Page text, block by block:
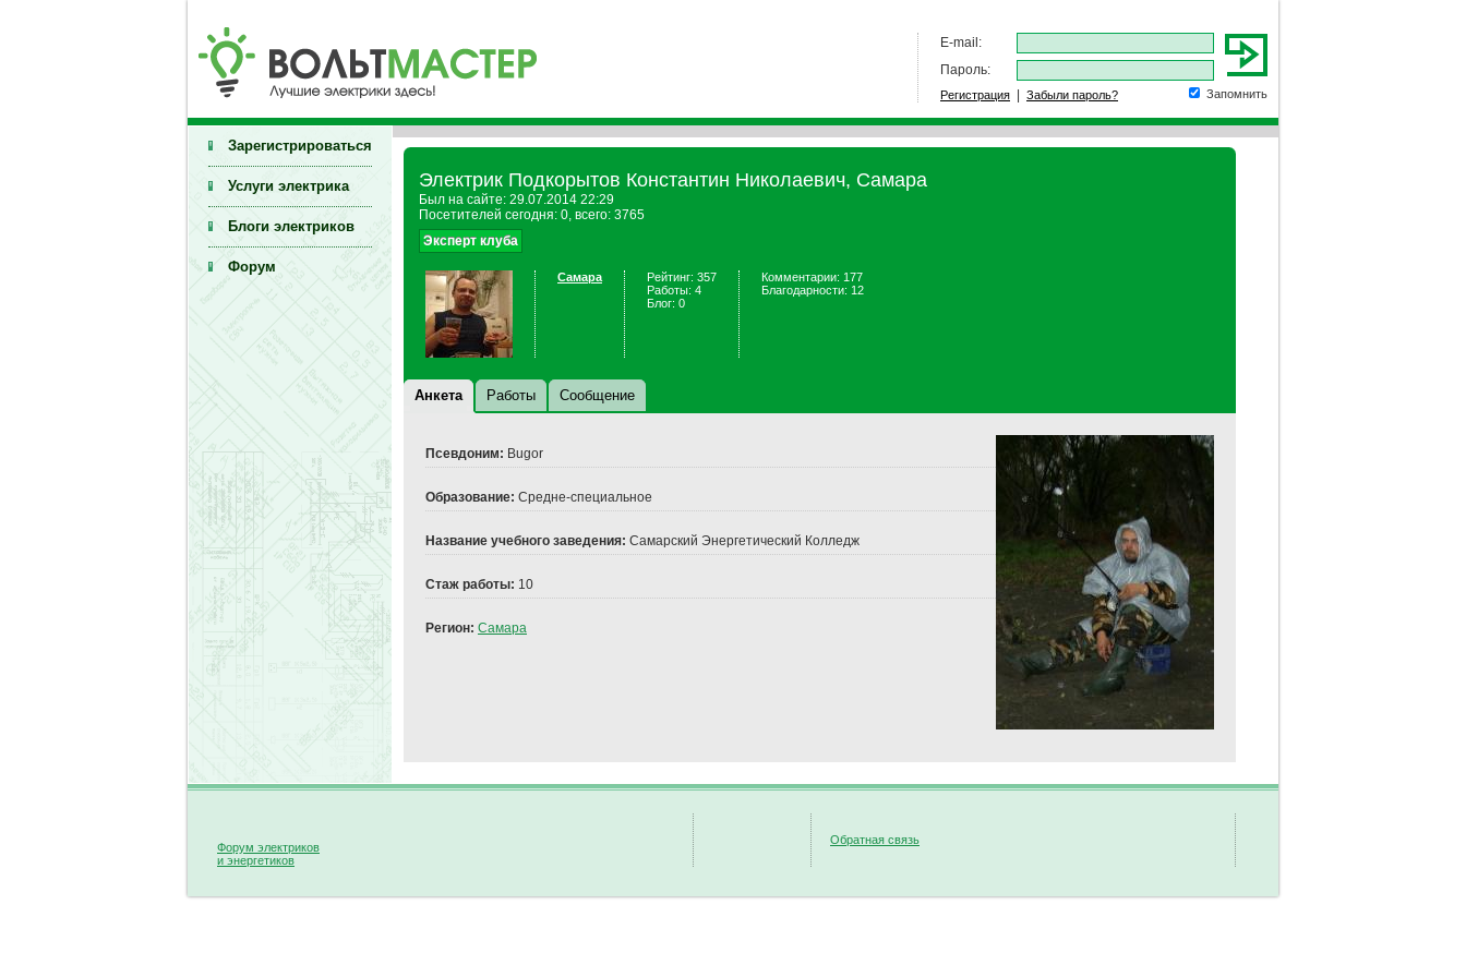
E-mail:
Пароль:
Запомнить
Регистрация Забыли пароль?
Зарегистрироваться
Услуги электрика
Блоги электриков
Форум
Электрик Подкорытов Константин Николаевич, Самара
Был на сайте: 29.07.2014 22:29
Посетителей сегодня: 0, всего: 3765
Эксперт клуба
Самара
Рейтинг: 357
Работы: 4
Блог: 0
Комментарии: 177
Благодарности: 12
Анкета Работы Сообщение
Псевдоним: Bugor
Образование: Средне-специальное
Название учебного заведения: Самарский Энергетический Колледж
Стаж работы: 10
Регион: Самара
Форум электриков
и энергетиков
Обратная связь